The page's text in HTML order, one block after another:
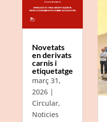
Novetats
en derivats
carnis i
etiquetatge
març 31,
2026|
Circular,
Noticies